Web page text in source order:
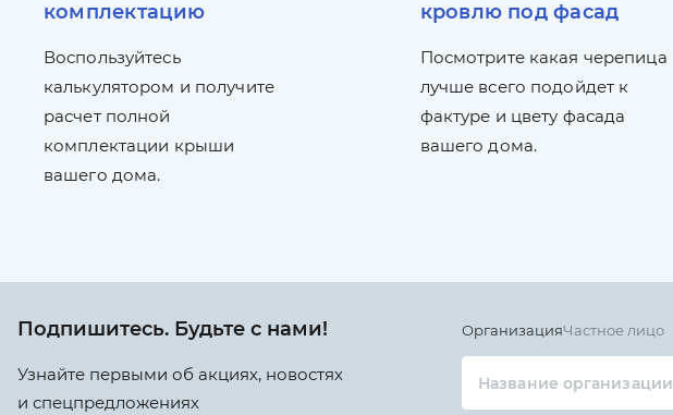
комплектацию
Воспользуйтесь
калькулятором и получите
расчет полной
комплектации крыши
вашего дома.
кровлю под фасад
Посмотрите какая черепица
лучше всего подойдет к
фактуре и цвету фасада
вашего дома.
Подпишитесь. Будьте с нами!
Узнайте первыми об акциях, новостях
и спецпредложениях
ОрганизацияЧастное лицо
Название организации